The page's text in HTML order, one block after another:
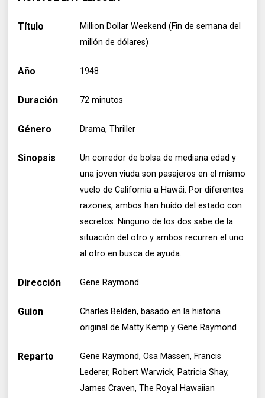
Título
Million Dollar Weekend (Fin de semana del
millón de dólares)
Año 1948
Duración 72 minutos
Género Drama, Thriller
Sinopsis
Un corredor de bolsa de mediana edad y
una joven viuda son pasajeros en el mismo
vuelo de California a Hawái. Por diferentes
razones, ambos han huido del estado con
secretos. Ninguno de los dos sabe de la
situación del otro y ambos recurren el uno
al otro en busca de ayuda.
Dirección Gene Raymond
Guion
Charles Belden, basado en la historia
original de Matty Kemp y Gene Raymond
Reparto
Gene Raymond, Osa Massen, Francis
Lederer, Robert Warwick, Patricia Shay,
James Craven, The Royal Hawaiian